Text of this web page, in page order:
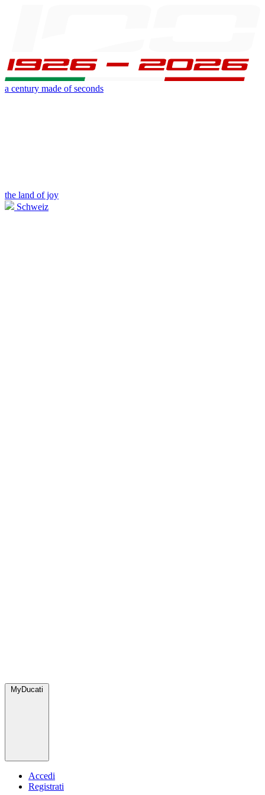
a century made of seconds
the land of joy
Schweiz
MyDucati
Accedi
Registrati